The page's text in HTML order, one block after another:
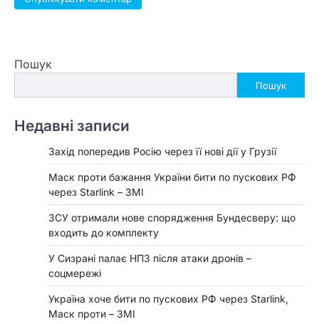
Пошук
Пошук
Недавні записи
Захід попередив Росію через її нові дії у Грузії
Маск проти бажання України бити по пускових РФ
через Starlink – ЗМІ
ЗСУ отримали нове спорядження Бундесверу: що
входить до комплекту
У Сизрані палає НПЗ після атаки дронів –
соцмережі
Україна хоче бити по пускових РФ через Starlink,
Маск проти – ЗМІ